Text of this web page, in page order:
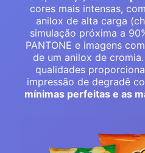
cores mais intensas,
anilox de alta carga
simulação próxima a
PANTONE e imagens
de um anilox de
qualidades
impressão de degradê
mínimas perfeitas e as